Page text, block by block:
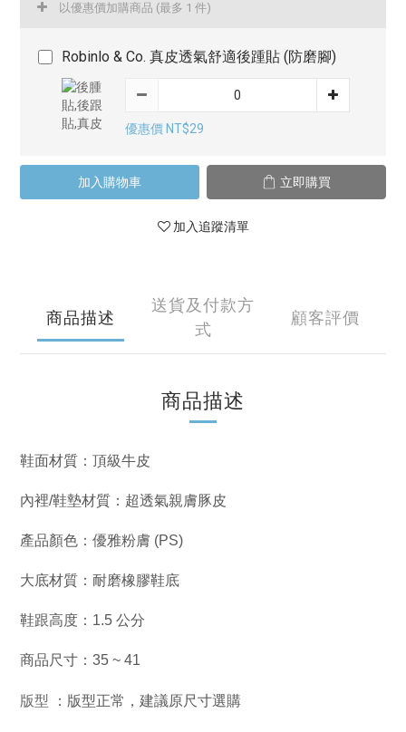
以優惠價加購商品 (最多 1 件)
Robinlo & Co. 真皮透氣舒適後踵貼 (防磨腳)
優惠價 NT$29
加入購物車 立即購買
加入追蹤清單
商品描述
送貨及付款方
式
顧客評價
商品描述
鞋面材質：頂級牛皮
內裡/鞋墊材質：超透氣親膚豚皮
產品顏色：優雅粉膚 (PS)
大底材質：耐磨橡膠鞋底
鞋跟高度：1.5 公分
商品尺寸：35 ~ 41
版型 ： 版型正常，建議原尺寸選購